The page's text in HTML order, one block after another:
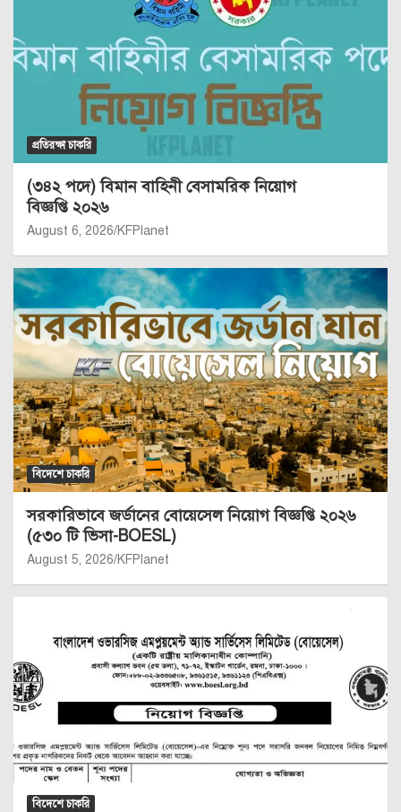
প্রতিরক্ষা চাকরি
(৩৪২ পদে) বিমান বাহিনী বেসামরিক নিয়োগ
বিজ্ঞপ্তি ২০২৬
August 6, 2026 KFPlanet
বিদেশে চাকরি
সরকারিভাবে জর্ডানের বোয়েসেল নিয়োগ বিজ্ঞপ্তি ২০২৬
(৫৩০ টি ভিসা-BOESL)
August 5, 2026 KFPlanet
বিদেশে চাকরি